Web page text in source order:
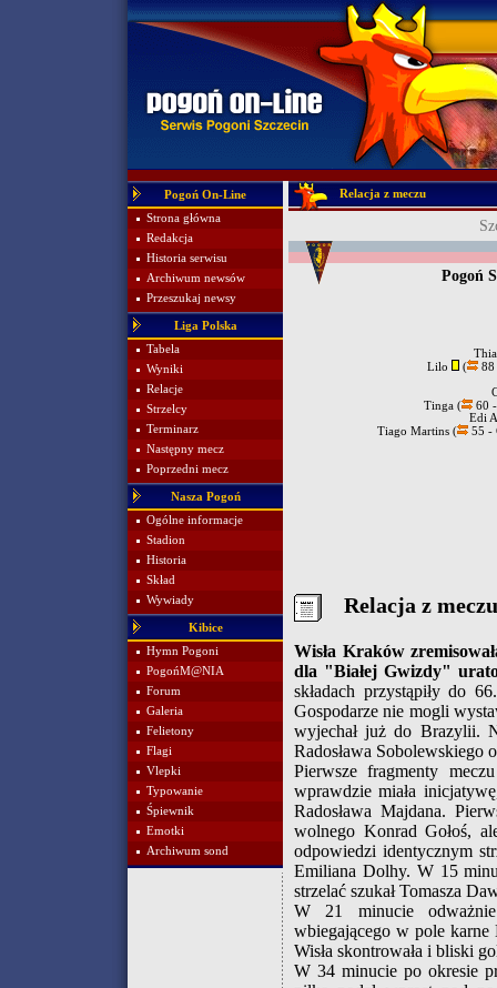
Pogoń On-Line
Strona główna
Redakcja
Historia serwisu
Archiwum newsów
Przeszukaj newsy
Liga Polska
Tabela
Wyniki
Relacje
Strzelcy
Terminarz
Następny mecz
Poprzedni mecz
Nasza Pogoń
Ogólne informacje
Stadion
Historia
Skład
Wywiady
Kibice
Hymn Pogoni
PogońM@NIA
Forum
Galeria
Felietony
Flagi
Vlepki
Typowanie
Śpiewnik
Emotki
Archiwum sond
Relacja z meczu
Pogoń
Lilo
( 88
Tinga (
60
Edi
Tiago Martins (
55 -
Relacja z meczu
Wisła Kraków
dla "Białej Gwizdy"
składach przystąpiły do
Gospodarze nie mogli
wyjechał już do Brazylii.
Radosława Sobolewskiego
Pierwsze fragmenty
wprawdzie miała
Radosława Majdana.
wolnego Konrad Gołoś,
odpowiedzi identycznym
Emiliana Dolhy. W 15
strzelać szukał Tomasza
W 21 minucie odważnie
wbiegającego w pole
Wisła skontrowała i bliski
W 34 minucie po okresie